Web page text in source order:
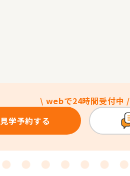
\ webで24時間受付中 /
見学予約する